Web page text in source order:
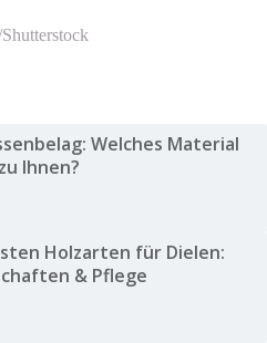
Welches Material
Ihnen?
Holzarten für Dielen:
& Pflege